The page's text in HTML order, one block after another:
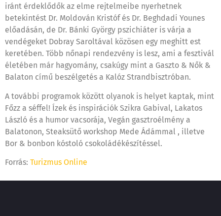
iránt érdeklődők az elme rejtelmeibe nyerhetnek
betekintést Dr. Moldován Kristóf és Dr. Beghdadi Younes
előadásán, de Dr. Bánki György pszichiáter is várja a
vendégeket Dobray Saroltával közösen egy meghitt est
keretében. Több nőnapi rendezvény is lesz, ami a fesztivál
életében már hagyomány, csakúgy mint a Gaszto & Nők &
Balaton című beszélgetés a Kalóz Strandbisztróban.
A további programok között olyanok is helyet kaptak, mint
Főzz a séffel! Ízek és inspirációk Szikra Gabival, Lakatos
László és a humor vacsorája, Vegán gasztroélmény a
Balatonon, Steaksütő workshop Mede Ádámmal , illetve
Bor & bonbon kóstoló csokoládékészítéssel.
Forrás: Turizmus Online